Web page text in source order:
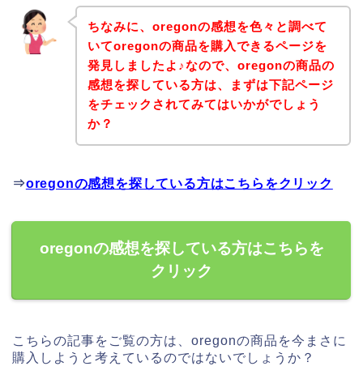
ちなみに、oregonの感想を色々と調べて
いてoregonの商品を購入できるページを
発見しましたよ♪なので、oregonの商品の
感想を探している方は、まずは下記ページ
をチェックされてみてはいかがでしょう
か？
⇒oregonの感想を探している方はこちらをクリック
oregonの感想を探している方はこちらを
クリック
こちらの記事をご覧の方は、oregonの商品を今まさに
購入しようと考えているのではないでしょうか？